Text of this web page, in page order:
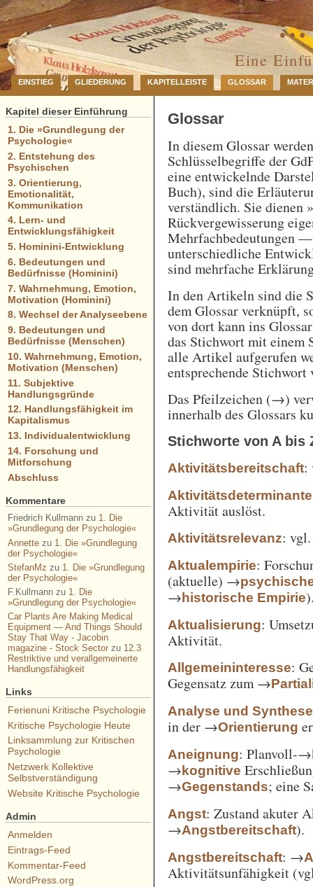
…
Eine
EINSTIEG GLIEDERUNG KAPITELLEISTE GLOSSAR
Glossar
In diesem Glossar
Schlüsselbegriffe der
eine entwickelnde
Buch), sind die
verständlich. Sie dienen
Rückvergewisserung
Mehrfachbedeutungen
unterschiedliche
sind mehrfache
In den Artikeln sind die
dem Glossar verknüpft,
von dort kann ins
das Stichwort mit einem
alle Artikel aufgerufen
entsprechende Stichwort
Das Pfeilzeichen (→)
innerhalb des Glossars
Stichworte von A bis
Aktivitätsbereitschaft:
Aktivitätsdeterminante
Aktivität auslöst.
Aktivitätsrelevanz:
Aktualempirie:
(aktuelle) →
→historische Empirie
Aktualisierung:
Aktivität.
Allgemeininteresse:
Gegensatz zum →
Analyse und Synthese
in der →Orientierung
Aneignung: Planvoll-→
→kognitive
→Gegenstands; eine
Angst: Zustand akuter
→Angstbereitschaft).
Angstbereitschaft: →
Aktivitätsunfähigkeit
Kapitel dieser Einführung
1. Die »Grundlegung der
Psychologie«
2. Entstehung des
Psychischen
3. Orientierung,
Emotionalität,
Kommunikation
4. Lern- und
Entwicklungsfähigkeit
5. Hominini-Entwicklung
6. Bedeutungen und
Bedürfnisse (Hominini)
7. Wahrnehmung, Emotion,
Motivation (Hominini)
8. Wechsel der Analyseebene
9. Bedeutungen und
Bedürfnisse (Menschen)
10. Wahrnehmung, Emotion,
Motivation (Menschen)
11. Subjektive
Handlungsgründe
12. Handlungsfähigkeit im
Kapitalismus
13. Individualentwicklung
14. Forschung und
Mitforschung
Abschluss
Kommentare
Friedrich Kullmannzu 1. Die
»Grundlegung der Psychologie«
Annettezu 1. Die »Grundlegung
der Psychologie«
StefanMz zu 1. Die »Grundlegung
der Psychologie«
F.Kullmannzu 1. Die
»Grundlegung der Psychologie«
Car Plants Are Making Medical
Equipment — And Things Should
Stay That Way - Jacobin
magazine - Stock Sectorzu 12.3
Restriktive und verallgemeinerte
Handlungsfähigkeit
Links
Ferienuni Kritische Psychologie
Kritische Psychologie Heute
Linksammlung zur Kritischen
Psychologie
Netzwerk Kollektive
Selbstverständigung
Website Kritische Psychologie
Admin
Anmelden
Eintrags-Feed
Kommentar-Feed
WordPress.org